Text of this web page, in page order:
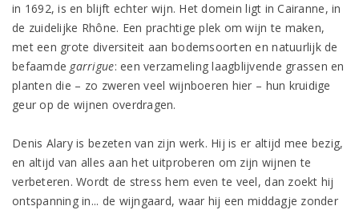
in 1692, is en blijft echter wijn. Het domein ligt in Cairanne, in
de zuidelijke Rhône. Een prachtige plek om wijn te maken,
met een grote diversiteit aan bodemsoorten en natuurlijk de
befaamde garrigue: een verzameling laagblijvende grassen en
planten die – zo zweren veel wijnboeren hier – hun kruidige
geur op de wijnen overdragen.
Denis Alary is bezeten van zijn werk. Hij is er altijd mee bezig,
en altijd van alles aan het uitproberen om zijn wijnen te
verbeteren. Wordt de stress hem even te veel, dan zoekt hij
ontspanning in... de wijngaard, waar hij een middagje zonder